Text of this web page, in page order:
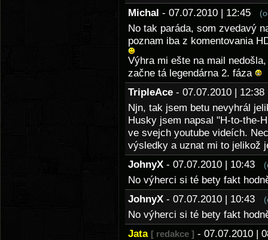
Michal - 07.07.2010 | 12:45
No tak paráda, som zvedavý
poznam iba z komentovania
Výhra mi ešte na mail
začne tá legendárna 2. fáza
TripleAce - 07.07.2010 |
Njn, tak jsem betu nevyhrál
Husky jsem napsal "H-to-the-
ve svejch youtube videích.
výsledky a uznat mi to jelikož
JohnyX - 07.07.2010 | 10:43
No výherci si té bety fakt
JohnyX - 07.07.2010 | 10:43
No výherci si té bety fakt
Jata [ redakce ] - 07.07.2010 |